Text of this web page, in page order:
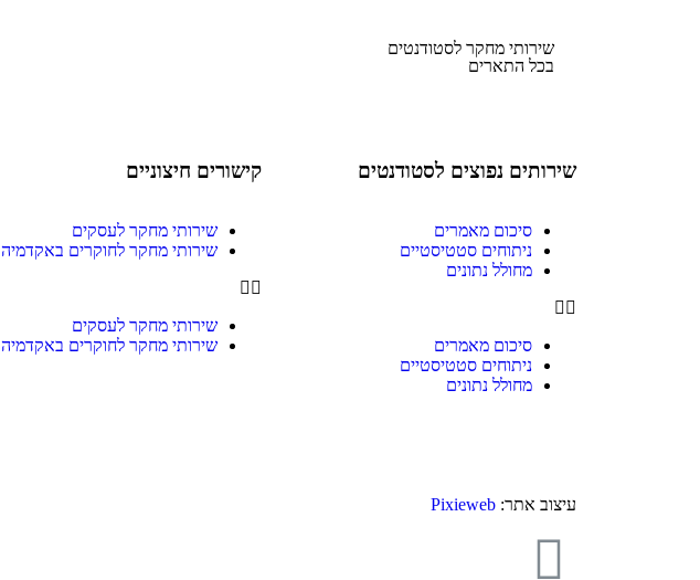
שירותי מחקר לסטודנטים
בכל התארים
שירותים נפוצים לסטודנטים
סיכום מאמרים
ניתוחים סטטיסטיים
מחולל נתונים
סיכום מאמרים
ניתוחים סטטיסטיים
מחולל נתונים
קישורים חיצוניים
שירותי מחקר לעסקים
שירותי מחקר לחוקרים באקדמיה
שירותי מחקר לעסקים
שירותי מחקר לחוקרים באקדמיה
עיצוב אתר: Pixieweb